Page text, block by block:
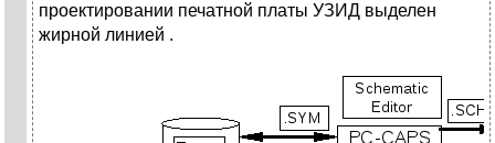
проектировании печатной платы УЗИД выделен
жирной линией .